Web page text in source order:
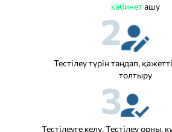
кабинеташу
2
Тестілеу түрін таңдап,
толтыру
3
Тестілеуге келу. Тестілеу орны,